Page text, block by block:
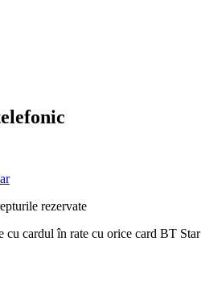
rezervate
cu cardul în rate cu orice card BT Star